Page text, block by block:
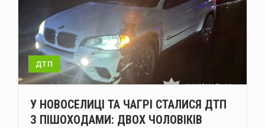
ДТП
У НОВОСЕЛИЦІ ТА ЧАГРІ СТАЛИСЯ ДТП
З ПІШОХОДАМИ: ДВОХ ЧОЛОВІКІВ